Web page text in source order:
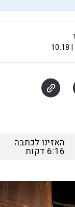
האזינו לכתבה
6:16 דקות